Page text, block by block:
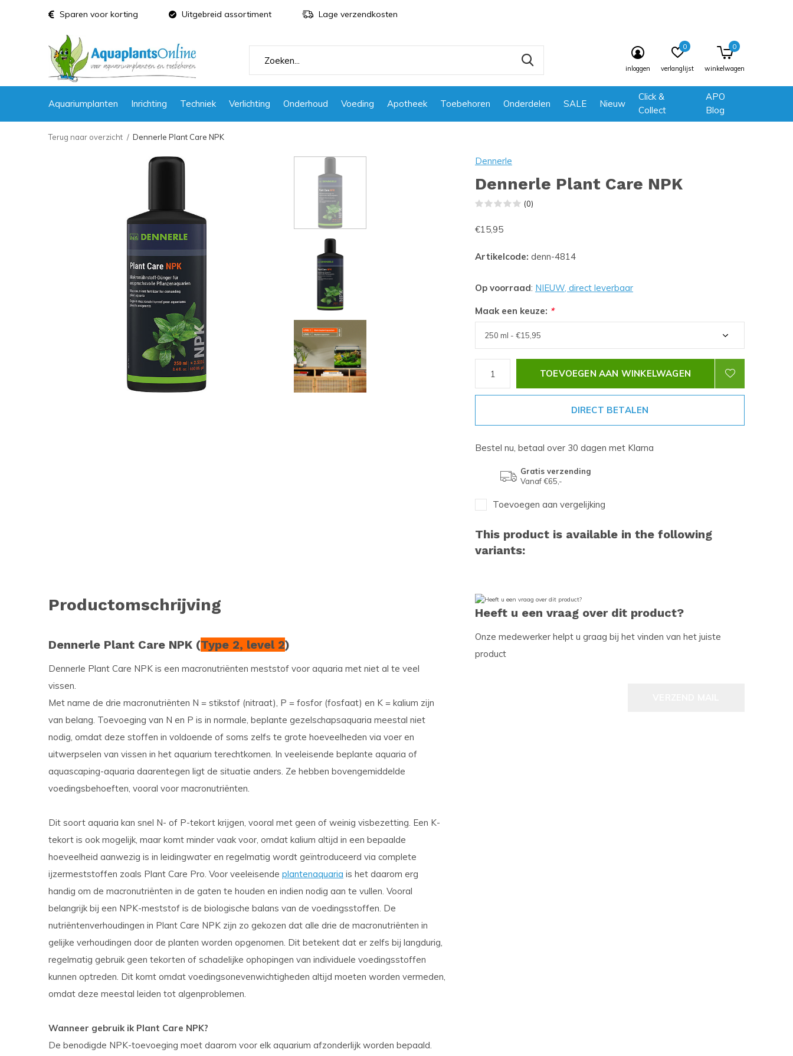
Aquariumplanten Inrichting Techniek Verlichting Onderhoud Voeding Apotheek Toebehoren Onderdelen SALE Nieuw
Click &
Collect
APO
Blog
inloggen verlanglijst
0
winkelwagen
0
Sparen voor korting Uitgebreid assortiment Lage verzendkosten
Terug naar overzicht Dennerle Plant Care NPK
Dennerle
Dennerle Plant Care NPK
(0)
€15,95
Artikelcode: denn-4814
Op voorraad: NIEUW, direct leverbaar
Maak een keuze: *
TOEVOEGEN AAN WINKELWAGEN
DIRECT BETALEN
Bestel nu, betaal over 30 dagen met Klarna
Gratis verzending
Vanaf €65,-
Toevoegen aan vergelijking
This product is available in the following
variants:
Productomschrijving
Dennerle Plant Care NPK (Type 2, level 2)
Dennerle Plant Care NPK is een macronutriënten meststof voor aquaria met niet al te veel
vissen.
Met name de drie macronutriënten N = stikstof (nitraat), P = fosfor (fosfaat) en K = kalium zijn
van belang. Toevoeging van N en P is in normale, beplante gezelschapsaquaria meestal niet
nodig, omdat deze stoffen in voldoende of soms zelfs te grote hoeveelheden via voer en
uitwerpselen van vissen in het aquarium terechtkomen. In veeleisende beplante aquaria of
aquascaping-aquaria daarentegen ligt de situatie anders. Ze hebben bovengemiddelde
voedingsbehoeften, vooral voor macronutriënten.
Dit soort aquaria kan snel N- of P-tekort krijgen, vooral met geen of weinig visbezetting. Een K-
tekort is ook mogelijk, maar komt minder vaak voor, omdat kalium altijd in een bepaalde
hoeveelheid aanwezig is in leidingwater en regelmatig wordt geïntroduceerd via complete
ijzermeststoffen zoals Plant Care Pro. Voor veeleisende plantenaquaria is het daarom erg
handig om de macronutriënten in de gaten te houden en indien nodig aan te vullen. Vooral
belangrijk bij een NPK-meststof is de biologische balans van de voedingsstoffen. De
nutriëntenverhoudingen in Plant Care NPK zijn zo gekozen dat alle drie de macronutriënten in
gelijke verhoudingen door de planten worden opgenomen. Dit betekent dat er zelfs bij langdurig,
regelmatig gebruik geen tekorten of schadelijke ophopingen van individuele voedingsstoffen
kunnen optreden. Dit komt omdat voedingsonevenwichtigheden altijd moeten worden vermeden,
omdat deze meestal leiden tot algenproblemen.
Wanneer gebruik ik Plant Care NPK?
De benodigde NPK-toevoeging moet daarom voor elk aquarium afzonderlijk worden bepaald.
Heeft u een vraag over dit product?
Onze medewerker helpt u graag bij het vinden van het juiste
product